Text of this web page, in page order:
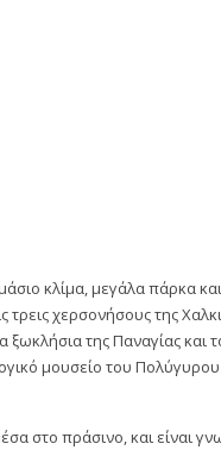
κλίμα, μεγάλα πάρκα
τρεις χερσονήσους της
ξωκλήσια της Παναγίας και
μουσείο του
στο πράσινο, και είναι